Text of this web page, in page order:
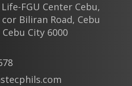
FGU Center Cebu,
Biliran Road, Cebu
City 6000